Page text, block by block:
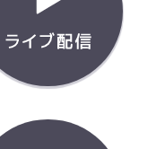
ール